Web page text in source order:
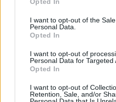
use your data for below
consent section.
I want to opt-out of the
Personal Data.
Opted In
I want to opt-out of
Personal Data for Targeted
Opted In
I want to opt-out of
Retention, Sale, and/or
Under prøve-VM i fjor ble
skiathlon. Senere på
kilometer klassisk under
Falun. – Jeg føler meg
trapper ned, sier Tønseth.